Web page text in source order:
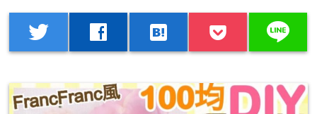
twitter facebook hatenabookmark line